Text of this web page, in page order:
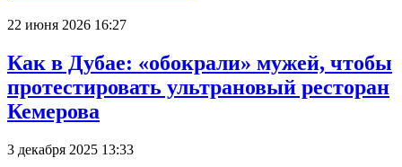
22 июня 2026 16:27
Как в Дубае: «обокрали» мужей, чтобы
протестировать ультрановый ресторан
Кемерова
3 декабря 2025 13:33